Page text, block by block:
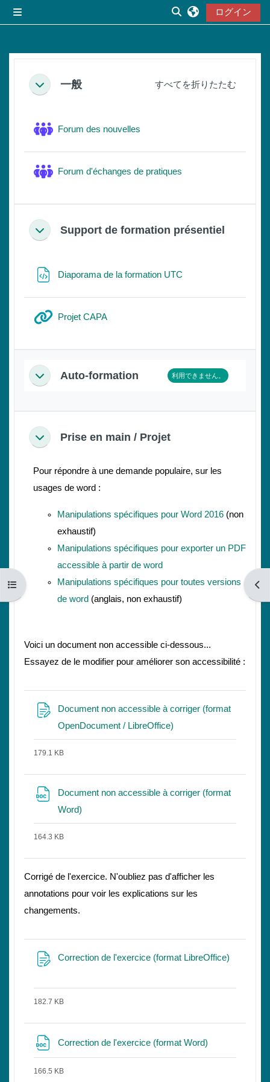
検索入力に切り替え
ログイン
コースインデックスを開く ブ
折りたたむ
一般 すべてを折りたたむ
Forum des nouvelles
Forum d'échanges de pratiques
折りたたむSupport de formation présentiel
Diaporama de la formation UTC
Projet CAPA
折りたたむAuto-formation 利用できません。
折りたたむPrise en main / Projet
Pour répondre à une demande populaire, sur les
usages de word :
Manipulations spécifiques pour Word 2016 (non
exhaustif)
Manipulations spécifiques pour exporter un PDF
accessible à partir de word
Manipulations spécifiques pour toutes versions
de word (anglais, non exhaustif)
Voici un document non accessible ci-dessous...
Essayez de le modifier pour améliorer son accessibilité :
Document non accessible à corriger (format
OpenDocument / LibreOffice)
179.1 KB
Document non accessible à corriger (format
Word)
164.3 KB
Corrigé de l'exercice. N'oubliez pas d'afficher les
annotations pour voir les explications sur les
changements.
Correction de l'exercice (format LibreOffice)
182.7 KB
Correction de l'exercice (format Word)
166.5 KB